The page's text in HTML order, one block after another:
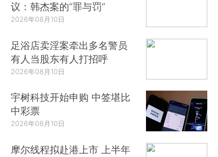
议：韩杰案的“罪与罚”
2026年08月10日
足浴店卖淫案牵出多名警员
有人当股东有人打招呼
2026年08月10日
宇树科技开始申购 中签堪比
中彩票
2026年08月10日
摩尔线程拟赴港上市 上半年